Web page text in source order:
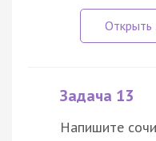
Задача 13
Напишите